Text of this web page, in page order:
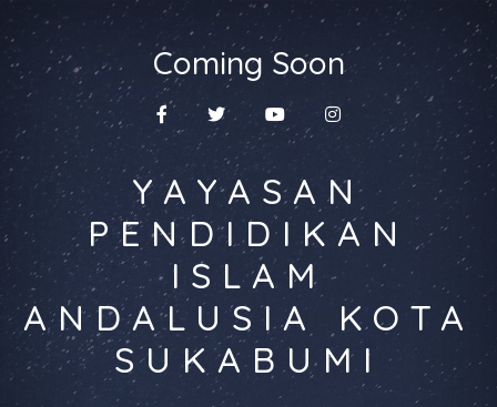
Coming Soon
YAYASAN
PENDIDIKAN
ISLAM
ANDALUSIA KOTA
SUKABUMI